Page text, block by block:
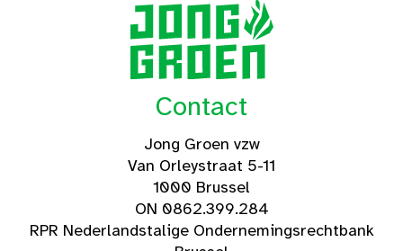
Contact
Jong Groen vzw
Van Orleystraat 5-11
1000 Brussel
ON 0862.399.284
RPR Nederlandstalige Ondernemingsrechtbank